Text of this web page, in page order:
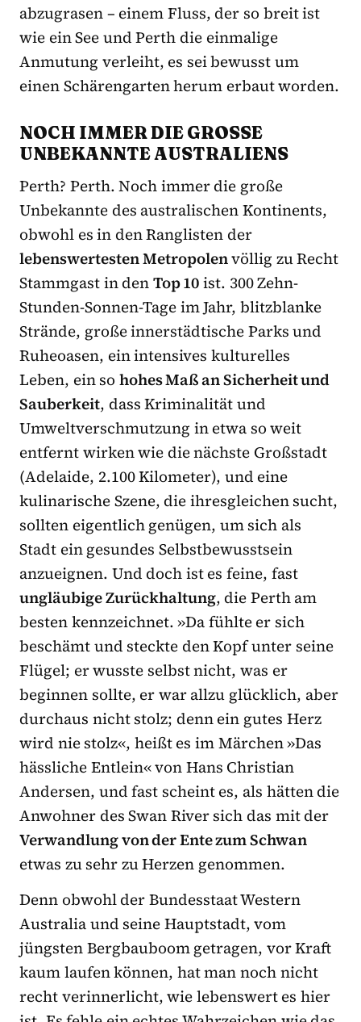
abzugrasen – einem Fluss, der so breit ist
wie ein See und Perth die einmalige
Anmutung verleiht, es sei bewusst um
einen Schärengarten herum erbaut worden.
NOCH IMMER DIE GROSSE U
NBEKANNTE AUSTRALIENS
Perth? Perth. Noch immer die große
Unbekannte des australischen Kontinents,
obwohl es in den Ranglisten der
lebenswertesten Metropolenvöllig zu Recht
Stammgast in denTop 10ist. 300 Zehn-
Stunden-Sonnen-Tage im Jahr, blitzblanke
Strände, große innerstädtische Parks und
Ruheoasen, ein intensives kulturelles
Leben, ein so hohes Maß an Sicherheit und
Sauberkeit, dass Kriminalität und
Umweltverschmutzung in etwa so weit
entfernt wirken wie die nächste Großstadt
(Adelaide, 2.100 Kilometer), und eine
kulinarische Szene, die ihresgleichen sucht,
sollten eigentlich genügen, um sich als
Stadt ein gesundes Selbstbewusstsein
anzueignen. Und doch ist es feine, fast
ungläubige Zurückhaltung, die Perth am
besten kennzeichnet. »Da fühlte er sich
beschämt und steckte den Kopf unter seine
Flügel; er wusste selbst nicht, was er
beginnen sollte, er war allzu glücklich, aber
durchaus nicht stolz; denn ein gutes Herz
wird nie stolz«, heißt es im Märchen »Das
hässliche Entlein« von Hans Christian
Andersen, und fast scheint es, als hätten die
Anwohner des Swan River sich das mit der
Verwandlung von der Ente zum Schwan
etwas zu sehr zu Herzen genommen.
Denn obwohl der Bundesstaat Western
Australia und seine Hauptstadt, vom
jüngsten Bergbauboom getragen, vor Kraft
kaum laufen können, hat man noch nicht
recht verinnerlicht, wie lebenswert es hier